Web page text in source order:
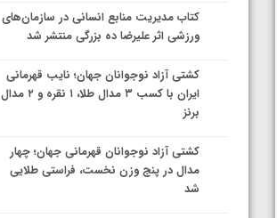
کتاب مدیریت منابع انسانی در سازمان‌های
ورزشی اثر علیرضا ده بزرگی منتشر شد
کشتی آزاد نوجوانان جهان؛ نایب قهرمانی
ایران با کسب ۳ مدال طلا، ۱ نقره و ۲ مدال
برنز
کشتی آزاد نوجوانان قهرمانی جهان؛ چهار
مدال در پنج وزن نخست، فراستی طلایی
شد